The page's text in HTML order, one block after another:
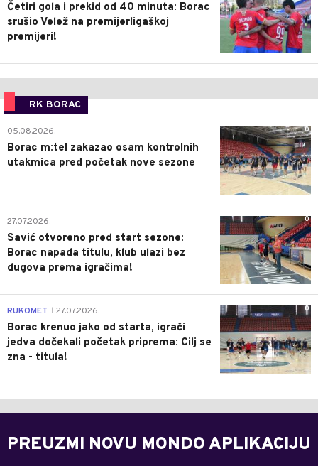
Četiri gola i prekid od 40 minuta: Borac
srušio Velež na premijerligaškoj
premijeri!
RK BORAC
0
05.08.2026.
Borac m:tel zakazao osam kontrolnih
utakmica pred početak nove sezone
0
27.07.2026.
Savić otvoreno pred start sezone:
Borac napada titulu, klub ulazi bez
dugova prema igračima!
0
RUKOMET 27.07.2026.
Borac krenuo jako od starta, igrači
jedva dočekali početak priprema: Cilj se
zna - titula!
PREUZMI NOVU MONDO APLIKACIJU